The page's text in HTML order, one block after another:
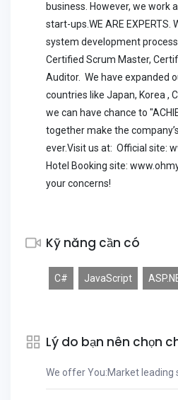
business. However, we work
start-ups.WE ARE
system development
Certified Scrum Master,
Auditor. We have expanded
countries like Japan, Korea ,
we can have chance to
together make the
ever.Visit us at: Official site:
Hotel Booking site:
your concerns!
Kỹ năng cần có
C# JavaScript
Lý do bạn nên chọn
We offer You:Market leading